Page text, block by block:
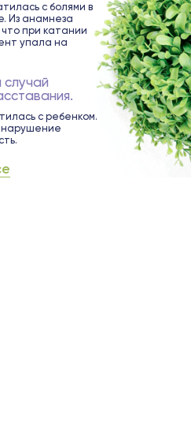
с болями в
Из анамнеза
при катании
упала на
случай
с ребенком.
нарушение